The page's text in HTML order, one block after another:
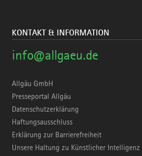
KONTAKT & INFORMATION
info@allgaeu.de
Allgäu GmbH
Presseportal Allgäu
Datenschutzerklärung
Haftungsausschluss
Erklärung zur Barrierefreiheit
Unsere Haltung zu Künstlicher Intelligenz